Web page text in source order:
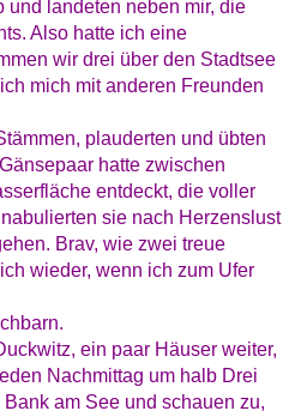
und landeten neben mir, die
Also hatte ich eine
wir drei über den Stadtsee
mich mit anderen Freunden
plauderten und übten
hatte zwischen
entdeckt, die voller
sie nach Herzenslust
Brav, wie zwei treue
wieder, wenn ich zum Ufer
ein paar Häuser weiter,
Nachmittag um halb Drei
am See und schauen zu,